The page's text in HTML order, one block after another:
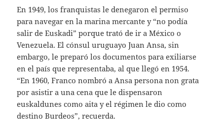
En 1949, los franquistas le denegaron el permiso
para navegar en la marina mercante y “no podía
salir de Euskadi” porque trató de ir a México o
Venezuela. El cónsul uruguayo Juan Ansa, sin
embargo, le preparó los documentos para exiliarse
en el país que representaba, al que llegó en 1954.
“En 1960, Franco nombró a Ansa persona non grata
por asistir a una cena que le dispensaron
euskaldunes como aita y el régimen le dio como
destino Burdeos”, recuerda.